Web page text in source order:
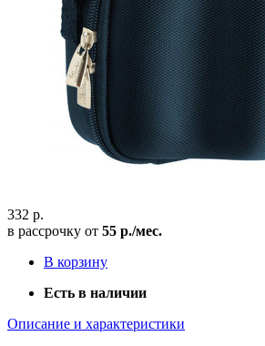
332 р.
в рассрочку от 55 р./мес.
В корзину
Есть в наличии
Описание и характеристики